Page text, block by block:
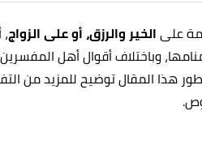
علىالخير والرزق، أو على الزواج
وباختلاف أقوال أهل
المقال توضيح للمزيد من